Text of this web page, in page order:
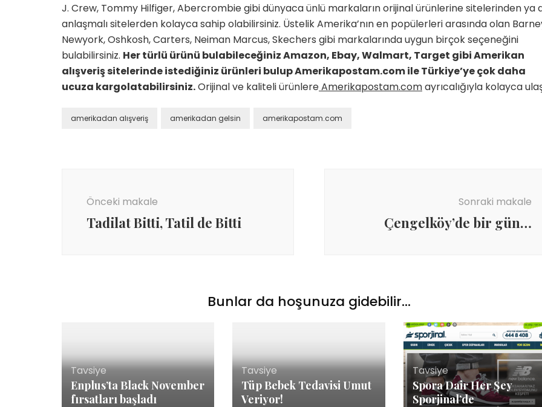
J. Crew, Tommy Hilfiger, Abercrombie gibi dünyaca ünlü markaların orijinal ürünlerine sitelerinden ya
anlaşmalı sitelerden kolayca sahip olabilirsiniz. Üstelik Amerika’nın en popülerleri arasında olan
Newyork, Oshkosh, Carters, Neiman Marcus, Skechers gibi markalarında uygun birçok seçeneğini
bulabilirsiniz. Her türlü ürünü bulabileceğiniz Amazon, Ebay, Walmart, Target gibi Amerikan
alışveriş sitelerinde istediğiniz ürünleri bulup Amerikapostam.com ile Türkiye’ye çok daha
ucuza kargolatabilirsiniz.Orijinal ve kaliteli ürünlereAmerikapostam.comayrıcalığıyla kolayca
amerikadan alışveriş amerikadan gelsin amerikapostam.com
Önceki makale
Tadilat Bitti, Tatil de Bitti
Sonraki makale
Çengelköy’de bir gün…
Bunlar da hoşunuza gidebilir...
Tavsiye
Enplus’ta Black November
fırsatları başladı
Tavsiye
Tüp Bebek Tedavisi Umut
Veriyor!
Tavsiye
Spora Dair Her Şey
Sporjinal’de